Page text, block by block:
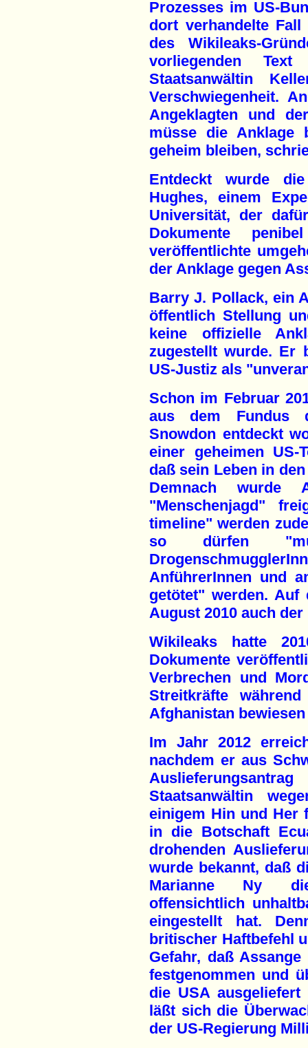
Prozesses im US-
dort verhandelte
des Wikileaks-
vorliegenden
Staatsanwältin
Verschwiegenheit.
Angeklagten und
müsse die Anklage
geheim bleiben,
Entdeckt wurde
Hughes, einem
Universität, der
Dokumente
veröffentlichte
der Anklage gegen
Barry J. Pollack, ein
öffentlich Stellung
keine offizielle
zugestellt wurde. Er
US-Justiz als
Schon im Februar
aus dem Fundus
Snowdon entdeckt
einer geheimen US-
daß sein Leben in
Demnach wurde
"Menschenjagd"
timeline" werden
so dürfen
AnführerInnen und
getötet" werden.
August 2010 auch
Wikileaks hatte
Dokumente
Verbrechen und
Streitkräfte
Afghanistan
Im Jahr 2012
nachdem er aus
Staatsanwältin
einigem Hin und Her
in die Botschaft
drohenden
wurde bekannt, daß
Marianne Ny
offensichtlich
eingestellt hat.
britischer Haftbefehl
Gefahr, daß
festgenommen und
die USA
läßt sich die
der US-Regierung